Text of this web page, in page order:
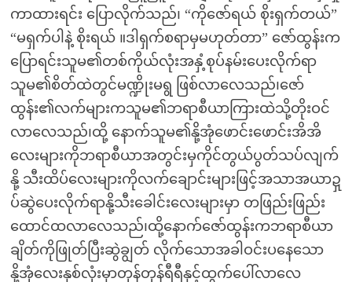
ကာထားရင်း ပြောလိုက်သည်၊ “ကိုဇော်ရယ် စိုးရှက်တယ်”
“မရှက်ပါနဲ့ စိုးရယ် ။ဒါရှက်စရာမှမဟုတ်တာ” ဇော်ထွန်းက
ပြောရင်းသူမ၏တစ်ကိုယ်လုံးအနှံ့စုပ်နမ်းပေးလိုက်ရာ
သူမ၏စိတ်ထဲတွင်မဏ္ဍိုးမရွ ဖြစ်လာလေသည်၊ဇော်
ထွန်း၏လက်များကသူမ၏ဘရာစီယာကြားထဲသို့တိုးဝင်
လာလေသည်၊ထို့ နောက်သူမ၏နို့အုံဖောင်းဖောင်းအိအိ
လေးများကိုဘရာစီယာအတွင်းမှကိုင်တွယ်ပွတ်သပ်လျက်
နို့ သီးထိပ်လေးများကိုလက်ချောင်းများဖြင့်အသာအယာဍှ
ပ်ဆွဲပေးလိုက်ရာနို့သီးခေါင်းလေးများမှာ တဖြည်းဖြည်း
ထောင်ထလာလေသည်၊ထို့နောက်ဇော်ထွန်းကဘရာစီယာ
ချိတ်ကိုဖြုတ်ပြီးဆွဲချွတ် လိုက်သောအခါဝင်းပနေသော
နို့အုံလေးနှစ်လုံးမှာတုန်တုန်ရီရီနှင့်ထွက်ပေါ်လာလေ